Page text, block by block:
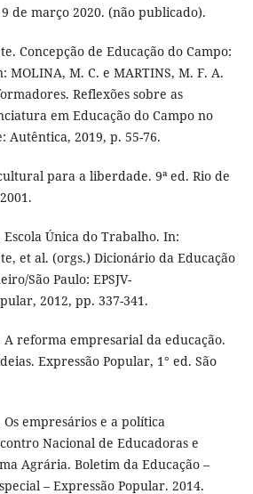
de março 2020. (não publicado).
Concepção de Educação do Campo:
MOLINA, M. C. e MARTINS, M. F. A.
Reflexões sobre as
em Educação do Campo no
Autêntica, 2019, p. 55-76.
para a liberdade. 9ª ed. Rio de
Escola Única do Trabalho. In:
et al. (orgs.) Dicionário da Educação
São Paulo: EPSJV-
2012, pp. 337-341.
A reforma empresarial da educação.
Expressão Popular, 1° ed. São
Os empresários e a política
Nacional de Educadoras e
Agrária. Boletim da Educação –
– Expressão Popular. 2014.